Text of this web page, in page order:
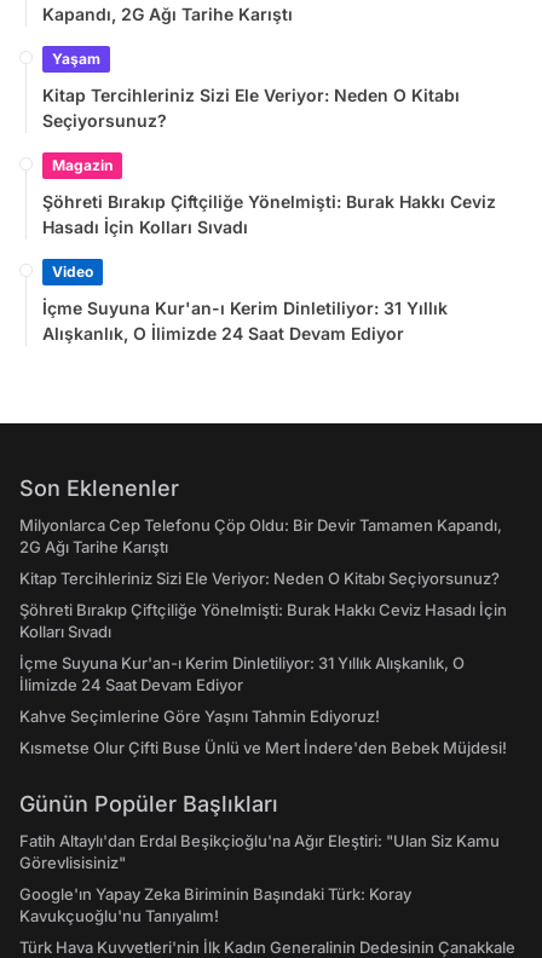
Kapandı, 2G Ağı Tarihe Karıştı
Yaşam
Kitap Tercihleriniz Sizi Ele Veriyor: Neden O Kitabı
Seçiyorsunuz?
Magazin
Şöhreti Bırakıp Çiftçiliğe Yönelmişti: Burak Hakkı Ceviz
Hasadı İçin Kolları Sıvadı
Video
İçme Suyuna Kur'an-ı Kerim Dinletiliyor: 31 Yıllık
Alışkanlık, O İlimizde 24 Saat Devam Ediyor
Son Eklenenler
Milyonlarca Cep Telefonu Çöp Oldu: Bir Devir Tamamen Kapandı,
2G Ağı Tarihe Karıştı
Kitap Tercihleriniz Sizi Ele Veriyor: Neden O Kitabı Seçiyorsunuz?
Şöhreti Bırakıp Çiftçiliğe Yönelmişti: Burak Hakkı Ceviz Hasadı İçin
Kolları Sıvadı
İçme Suyuna Kur'an-ı Kerim Dinletiliyor: 31 Yıllık Alışkanlık, O
İlimizde 24 Saat Devam Ediyor
Kahve Seçimlerine Göre Yaşını Tahmin Ediyoruz!
Kısmetse Olur Çifti Buse Ünlü ve Mert İndere'den Bebek Müjdesi!
Günün Popüler Başlıkları
Fatih Altaylı'dan Erdal Beşikçioğlu'na Ağır Eleştiri: "Ulan Siz Kamu
Görevlisisiniz"
Google'ın Yapay Zeka Biriminin Başındaki Türk: Koray
Kavukçuoğlu'nu Tanıyalım!
Türk Hava Kuvvetleri'nin İlk Kadın Generalinin Dedesinin Çanakkale